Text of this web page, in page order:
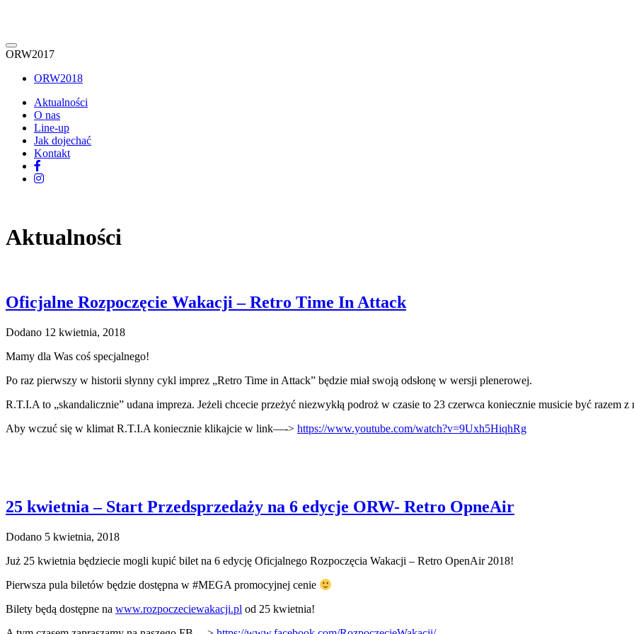
ORW2017
ORW2018
Aktualności
O nas
Line-up
Jak dojechać
Kontakt
Aktualności
Oficjalne Rozpoczęcie Wakacji – Retro Time In Attack
Dodano 12 kwietnia, 2018
Mamy dla Was coś specjalnego!
Po raz pierwszy w historii słynny cykl imprez „Retro Time in Attack” będzie miał swoją odsłonę w wersji plenerowej.
R.T.I.A to „skandalicznie” udana impreza. Jeżeli chcecie przeżyć niezwykłą podroż w czasie to 23 czerwca koniecznie musicie być razem z
Aby wczuć się w klimat R.T.I.A koniecznie klikajcie w link—-> https://www.youtube.com/watch?v=9Uxh5HiqhRg
25 kwietnia – Start Przedsprzedaży na 6 edycje ORW- Retro OpneAir
Dodano 5 kwietnia, 2018
Już 25 kwietnia będziecie mogli kupić bilet na 6 edycję Oficjalnego Rozpoczęcia Wakacji – Retro OpenAir 2018!
Pierwsza pula biletów będzie dostępna w #MEGA promocyjnej cenie
Bilety będą dostępne na www.rozpoczeciewakacji.pl od 25 kwietnia!